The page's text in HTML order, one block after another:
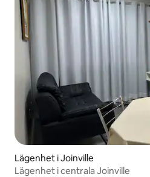
Lägenhet i Joinville
Lägenhet i centrala Joinville